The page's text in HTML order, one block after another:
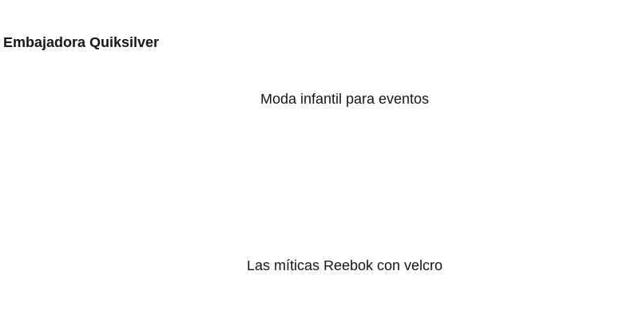
Embajadora Quiksilver
Moda infantil para eventos
Las míticas Reebok con velcro